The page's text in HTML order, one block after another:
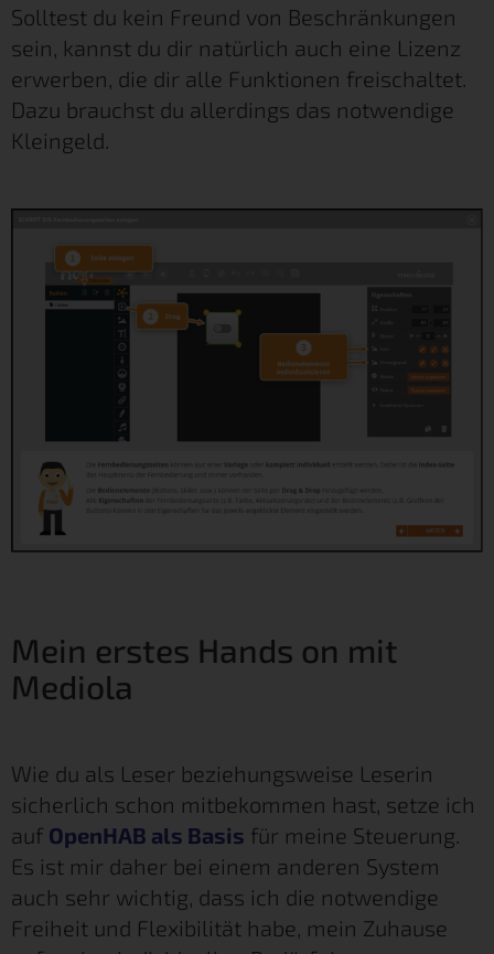
Solltest du kein Freund von Beschränkungen
sein, kannst du dir natürlich auch eine Lizenz
erwerben, die dir alle Funktionen freischaltet.
Dazu brauchst du allerdings das notwendige
Kleingeld.
Mein erstes Hands on mit
Mediola
Wie du als Leser beziehungsweise Leserin
sicherlich schon mitbekommen hast, setze ich
auf OpenHAB als Basis für meine Steuerung.
Es ist mir daher bei einem anderen System
auch sehr wichtig, dass ich die notwendige
Freiheit und Flexibilität habe, mein Zuhause